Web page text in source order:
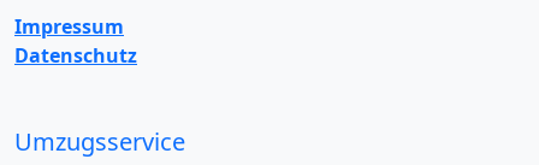
Impressum
Datenschutz
Umzugsservice